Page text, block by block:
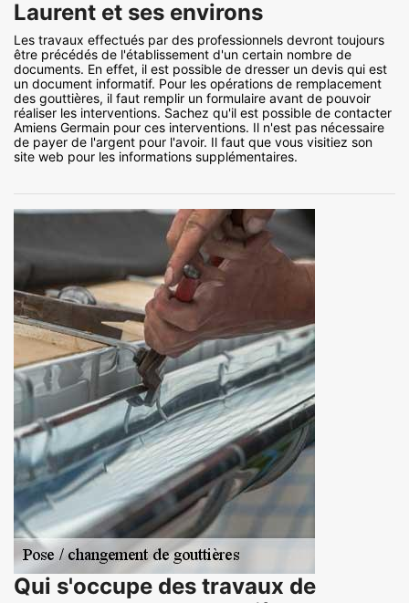
Laurent et ses environs
Les travaux effectués par des professionnels devront toujours
être précédés de l'établissement d'un certain nombre de
documents. En effet, il est possible de dresser un devis qui est
un document informatif. Pour les opérations de remplacement
des gouttières, il faut remplir un formulaire avant de pouvoir
réaliser les interventions. Sachez qu'il est possible de contacter
Amiens Germain pour ces interventions. Il n'est pas nécessaire
de payer de l'argent pour l'avoir. Il faut que vous visitiez son
site web pour les informations supplémentaires.
Qui s'occupe des travaux de